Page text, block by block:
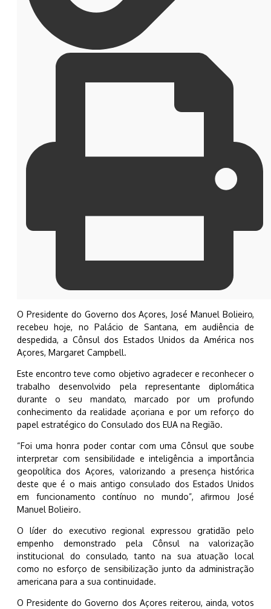
O Presidente do Governo dos Açores, José Manuel Bolieiro,
recebeu hoje, no Palácio de Santana, em audiência de
despedida, a Cônsul dos Estados Unidos da América nos
Açores, Margaret Campbell.
Este encontro teve como objetivo agradecer e reconhecer o
trabalho desenvolvido pela representante diplomática
durante o seu mandato, marcado por um profundo
conhecimento da realidade açoriana e por um reforço do
papel estratégico do Consulado dos EUA na Região.
“Foi uma honra poder contar com uma Cônsul que soube
interpretar com sensibilidade e inteligência a importância
geopolítica dos Açores, valorizando a presença histórica
deste que é o mais antigo consulado dos Estados Unidos
em funcionamento contínuo no mundo”, afirmou José
Manuel Bolieiro.
O líder do executivo regional expressou gratidão pelo
empenho demonstrado pela Cônsul na valorização
institucional do consulado, tanto na sua atuação local
como no esforço de sensibilização junto da administração
americana para a sua continuidade.
O Presidente do Governo dos Açores reiterou, ainda, votos